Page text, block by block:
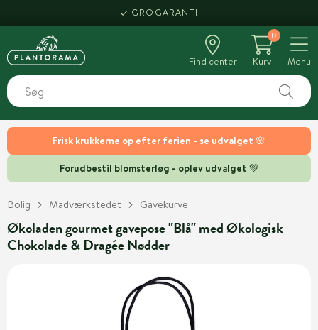
Frisk krukkerne op efter ferien - se udvalget 🌸
Forudbestil blomsterløg - oplev udvalget 💚
GROGARANTI
Find center
0
Kurv
Menu
Bolig Madværkstedet Gavekurve
Økoladen gourmet gavepose "Blå" med Økologisk
Chokolade & Dragée Nødder